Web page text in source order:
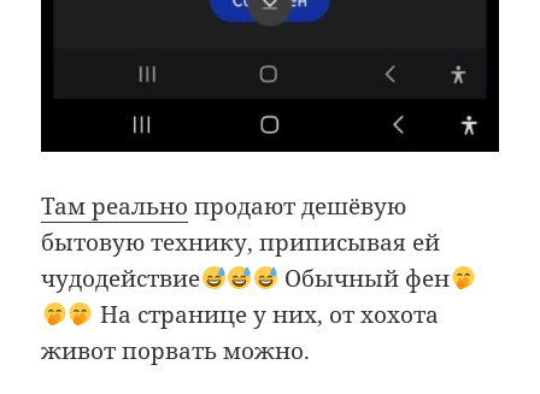
Там реально продают дешёвую
бытовую технику, приписывая ей
чудодействие
Обычный фен
На странице у них, от хохота
живот порвать можно.